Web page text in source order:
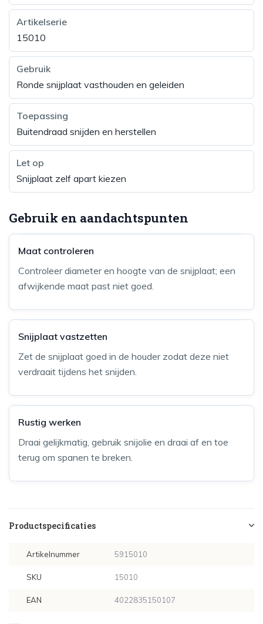
Artikelserie
15010
Gebruik
Ronde snijplaat vasthouden en geleiden
Toepassing
Buitendraad snijden en herstellen
Let op
Snijplaat zelf apart kiezen
Gebruik en aandachtspunten
Maat controleren
Controleer diameter en hoogte van de snijplaat; een
afwijkende maat past niet goed.
Snijplaat vastzetten
Zet de snijplaat goed in de houder zodat deze niet
verdraait tijdens het snijden.
Rustig werken
Draai gelijkmatig, gebruik snijolie en draai af en toe
terug om spanen te breken.
Productspecificaties
Artikelnummer 5915010
SKU 15010
EAN 4022835150107